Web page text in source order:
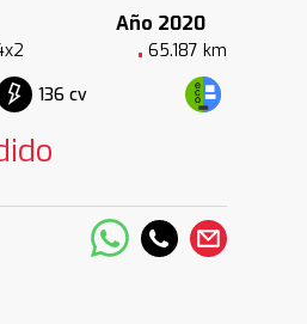
Año 2020
65.187 km
136 cv